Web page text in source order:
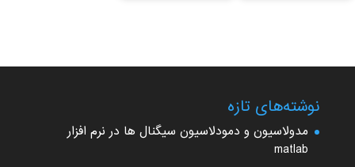
نوشته‌های تازه
مدولاسیون و دمودلاسیون سیگنال ها در نرم افزار
matlab